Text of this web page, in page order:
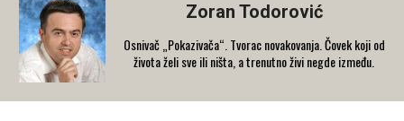
Zoran Todorović
Osnivač „Pokazivača“. Tvorac novakovanja. Čovek koji od
života želi sve ili ništa, a trenutno živi negde između.